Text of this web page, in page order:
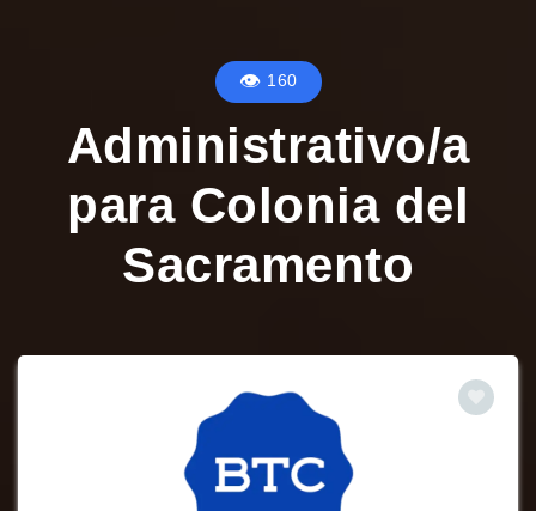
160
Administrativo/a
para Colonia del
Sacramento